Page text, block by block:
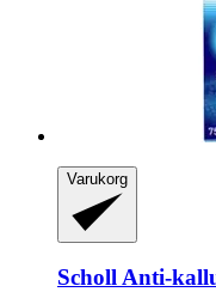
Varukorg
SchollAnti-​